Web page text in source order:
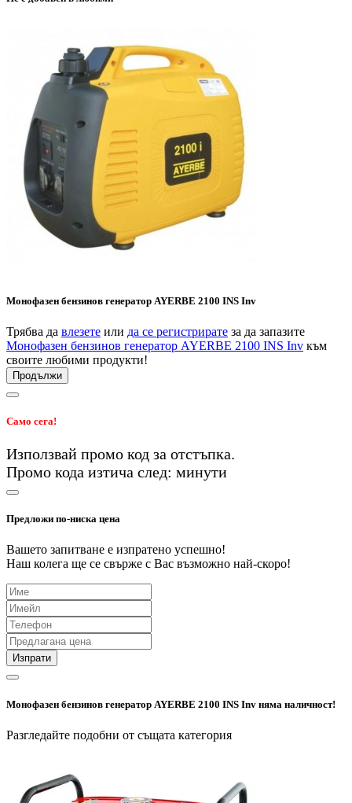
Монофазен бензинов генератор AYERBE 2100 INS Inv
Трябва да влезете или да се регистрирате за да запазите
Монофазен бензинов генератор AYERBE 2100 INS Inv към
своите любими продукти!
Продължи
Само сега!
Използвай промо код за отстъпка.
Промо кода изтича след: минути
Предложи по-ниска цена
Вашето запитване е изпратено успешно!
Наш колега ще се свърже с Вас възможно най-скоро!
Изпрати
Монофазен бензинов генератор AYERBE 2100 INS Inv няма наличност!
Разгледайте подобни от същата категория